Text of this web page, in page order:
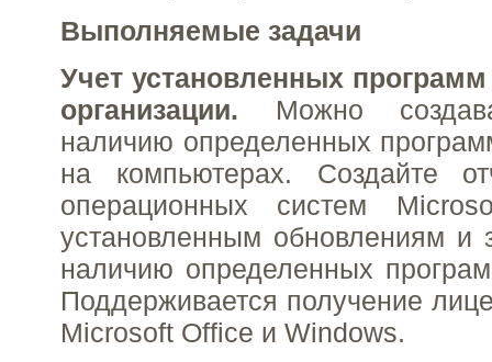
Выполняемые задачи
Учет установленных
организации. Можно
наличию определенных
на компьютерах. Создайте
операционных систем
установленным обновлениям и
наличию определенных
Поддерживается получение
Microsoft Office и Windows.